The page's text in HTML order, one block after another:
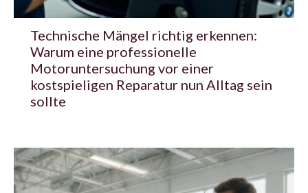
Technische Mängel richtig erkennen:
Warum eine professionelle
Motoruntersuchung vor einer
kostspieligen Reparatur nun Alltag sein
sollte